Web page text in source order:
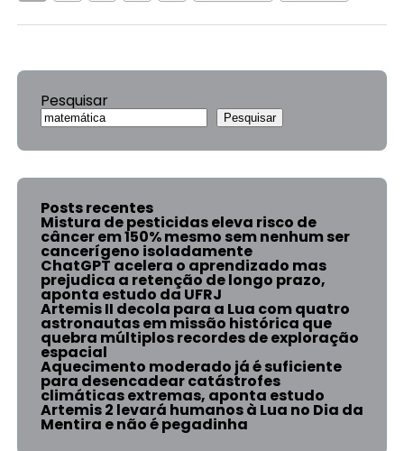
Pesquisar
Pesquisar
Posts recentes
Mistura de pesticidas eleva risco de
câncer em 150% mesmo sem nenhum ser
cancerígeno isoladamente
ChatGPT acelera o aprendizado mas
prejudica a retenção de longo prazo,
aponta estudo da UFRJ
Artemis II decola para a Lua com quatro
astronautas em missão histórica que
quebra múltiplos recordes de exploração
espacial
Aquecimento moderado já é suficiente
para desencadear catástrofes
climáticas extremas, aponta estudo
Artemis 2 levará humanos à Lua no Dia da
Mentira e não é pegadinha